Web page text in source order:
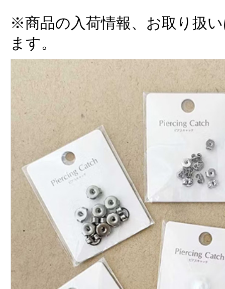
※商品の入荷情報、お取り扱
ます。